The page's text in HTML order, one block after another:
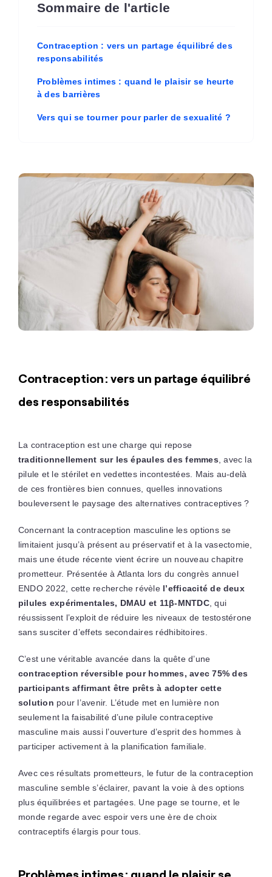
Sommaire de l'article
Contraception : vers un partage équilibré des
responsabilités
Problèmes intimes : quand le plaisir se heurte
à des barrières
Vers qui se tourner pour parler de sexualité ?
Contraception : vers un partage équilibré
des responsabilités
La contraception est une charge qui repose
traditionnellement sur les épaules des femmes , avec la
pilule et le stérilet en vedettes incontestées. Mais au-delà
de ces frontières bien connues, quelles innovations
bouleversent le paysage des alternatives contraceptives ?
Concernant la contraception masculine les options se
limitaient jusqu’à présent au préservatif et à la vasectomie,
mais une étude récente vient écrire un nouveau chapitre
prometteur. Présentée à Atlanta lors du congrès annuel
ENDO 2022, cette recherche révèle l’efficacité de deux
pilules expérimentales, DMAU et 11β-MNTDC, qui
réussissent l’exploit de réduire les niveaux de testostérone
sans susciter d’effets secondaires rédhibitoires.
C’est une véritable avancée dans la quête d’une
contraception réversible pour hommes, avec75% des
participants affirmant être prêts à adopter cette
solution pour l’avenir. L’étude met en lumière non
seulement la faisabilité d’une pilule contraceptive
masculine mais aussi l’ouverture d’esprit des hommes à
participer activement à la planification familiale.
Avec ces résultats prometteurs, le futur de la contraception
masculine semble s’éclairer, pavant la voie à des options
plus équilibrées et partagées. Une page se tourne, et le
monde regarde avec espoir vers une ère de choix
contraceptifs élargis pour tous.